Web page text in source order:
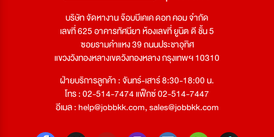
บริษัท จัดหางาน จ๊อบบีเคเค ดอท คอม จำกัด
เลขที่ 625 อาคารทัศนียา ห้องเลขที่ ยูนิต ดี ชั้น 5
ซอยรามคำแหง 39 ถนนประชาอุทิศ
แขวงวังทองหลางเขตวังทองหลาง กรุงเทพฯ 10310
ฝ่ายบริการลูกค้า : จันทร์-เสาร์ 8:30-18:00 น.
โทร : 02-514-7474 แฟ็กซ์ 02-514-7447
อีเมล :help@jobbkk.com,sales@jobbkk.com